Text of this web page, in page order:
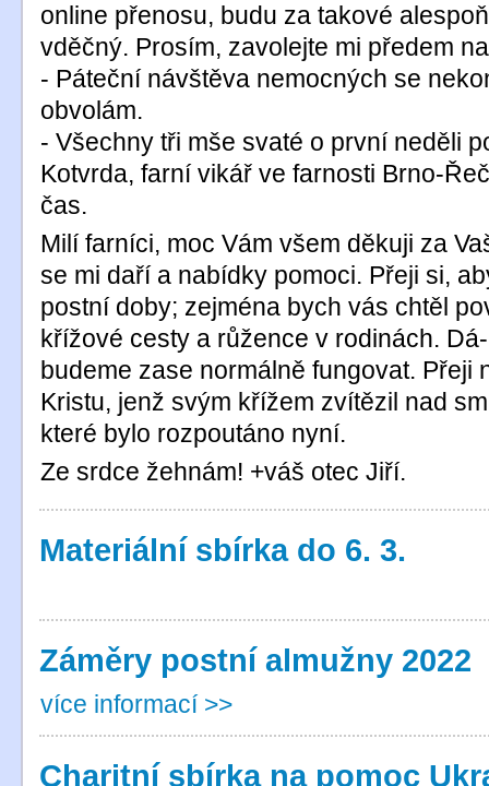
online přenosu, budu za takové
vděčný. Prosím, zavolejte mi předem
- Páteční návštěva nemocných se
obvolám.
- Všechny tři mše svaté o první neděli
Kotvrda, farní vikář ve farnosti Brno-
čas.
Milí farníci, moc Vám všem děkuji za
se mi daří a nabídky pomoci. Přeji si,
postní doby; zejména bych vás chtěl
křížové cesty a růžence v rodinách.
budeme zase normálně fungovat. Přeji
Kristu, jenž svým křížem zvítězil nad
které bylo rozpoutáno nyní.
Ze srdce žehnám! +váš otec Jiří.
Materiální sbírka do 6. 3.
Záměry postní almužny 2022
více informací >>
Charitní sbírka na pomoc